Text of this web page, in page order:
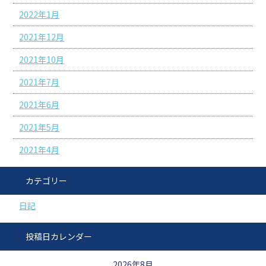
2022年1月
2021年12月
2021年10月
2021年7月
2021年6月
2021年5月
2021年4月
カテゴリー
日記
投稿日カレンダー